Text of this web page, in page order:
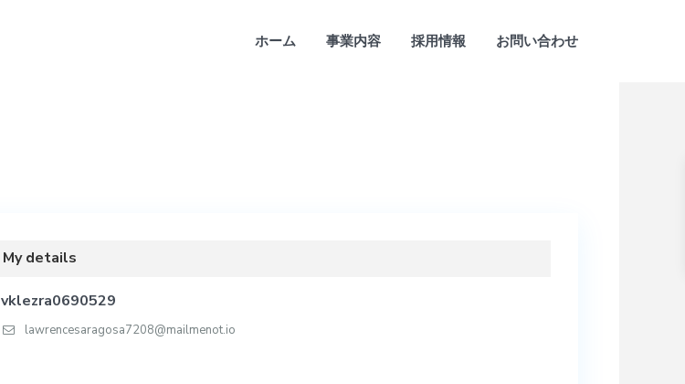
ホーム 事業内容 採用情報 お問い合わせ
My details
vklezra0690529
lawrencesaragosa7208@mailmenot.io